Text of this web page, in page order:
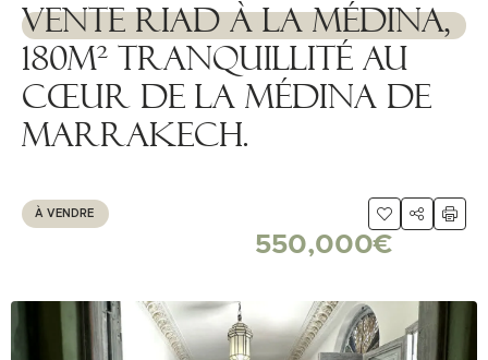
1111111
Vente Riad à la Médina,
180m² Tranquillité au
cœur de la Médina de
Marrakech.
À VENDRE
550,000€